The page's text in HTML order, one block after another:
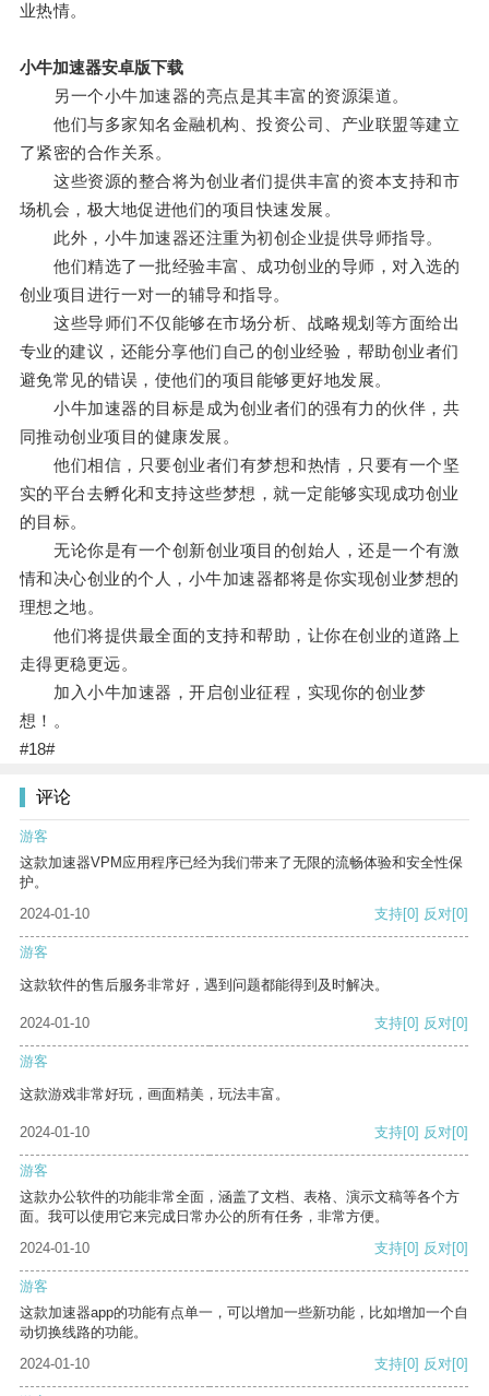
业热情。
小牛加速器安卓版下载
另一个小牛加速器的亮点是其丰富的资源渠道。
他们与多家知名金融机构、投资公司、产业联盟等建立
了紧密的合作关系。
这些资源的整合将为创业者们提供丰富的资本支持和市
场机会，极大地促进他们的项目快速发展。
此外，小牛加速器还注重为初创企业提供导师指导。
他们精选了一批经验丰富、成功创业的导师，对入选的
创业项目进行一对一的辅导和指导。
这些导师们不仅能够在市场分析、战略规划等方面给出
专业的建议，还能分享他们自己的创业经验，帮助创业者们
避免常见的错误，使他们的项目能够更好地发展。
小牛加速器的目标是成为创业者们的强有力的伙伴，共
同推动创业项目的健康发展。
他们相信，只要创业者们有梦想和热情，只要有一个坚
实的平台去孵化和支持这些梦想，就一定能够实现成功创业
的目标。
无论你是有一个创新创业项目的创始人，还是一个有激
情和决心创业的个人，小牛加速器都将是你实现创业梦想的
理想之地。
他们将提供最全面的支持和帮助，让你在创业的道路上
走得更稳更远。
加入小牛加速器，开启创业征程，实现你的创业梦
想！。
#18#
评论
游客
这款加速器VPM应用程序已经为我们带来了无限的流畅体验和安全性保
护。
2024-01-10
支持[0] 反对[0]
游客
这款软件的售后服务非常好，遇到问题都能得到及时解决。
2024-01-10 支持[0] 反对[0]
游客
这款游戏非常好玩，画面精美，玩法丰富。
2024-01-10 支持[0] 反对[0]
游客
这款办公软件的功能非常全面，涵盖了文档、表格、演示文稿等各个方
面。我可以使用它来完成日常办公的所有任务，非常方便。
2024-01-10
支持[0] 反对[0]
游客
这款加速器app的功能有点单一，可以增加一些新功能，比如增加一个自
动切换线路的功能。
2024-01-10
支持[0] 反对[0]